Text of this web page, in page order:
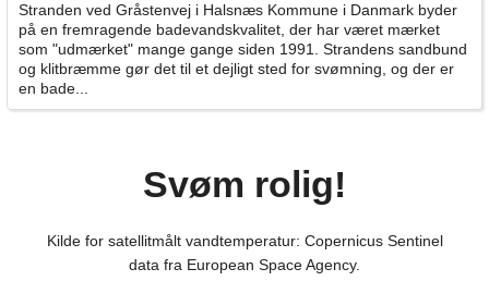
Stranden ved Gråstenvej i Halsnæs Kommune i Danmark byder
på en fremragende badevandskvalitet, der har været mærket
som "udmærket" mange gange siden 1991. Strandens sandbund
og klitbræmme gør det til et dejligt sted for svømning, og der er
en bade...
Svøm rolig!
Kilde for satellitmålt vandtemperatur: Copernicus Sentinel
data fra European Space Agency.